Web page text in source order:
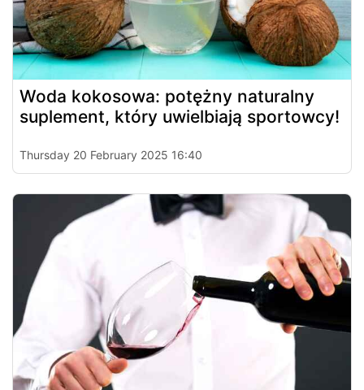
Woda kokosowa: potężny naturalny
suplement, który uwielbiają sportowcy!
Thursday 20 February 2025 16:40